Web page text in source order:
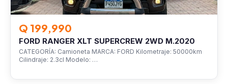
Q 199,990
FORD RANGER XLT SUPERCREW 2WD M.2020
CATEGORÍA: Camioneta MARCA: FORD Kilometraje: 50000km
Cilindraje: 2.3cl Modelo: …